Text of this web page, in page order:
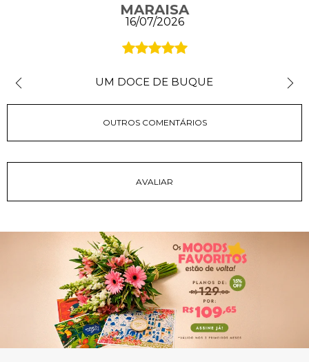
MARAISA
16/07/2026
UM DOCE DE BUQUE
OUTROS COMENTÁRIOS